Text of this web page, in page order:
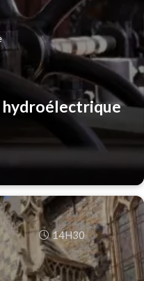
hydroélectrique
14H30